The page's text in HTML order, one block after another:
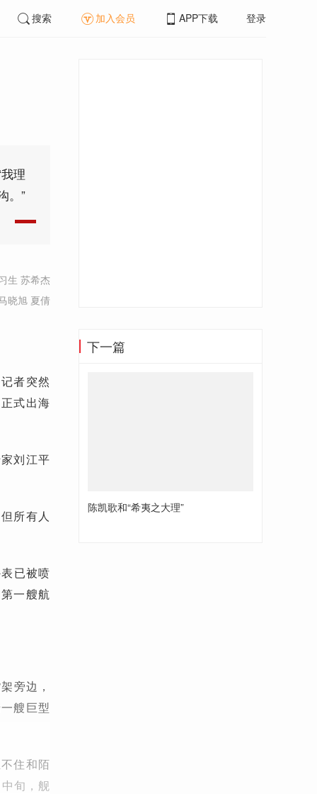
搜索 加入会员 APP下载 登录
理
。”
生 苏希杰
晓旭 夏倩
者突然
式出海
刘江平
所有人
已被喷
一艘航
旁边，
艘巨型
住和陌
旬，舰
下一篇
陈凯歌和“希夷之大理”